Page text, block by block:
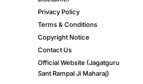
Privacy Policy
Terms & Conditions
Copyright Notice
Contact Us
Official Website (Jagatguru
Sant Rampal Ji Maharaj)